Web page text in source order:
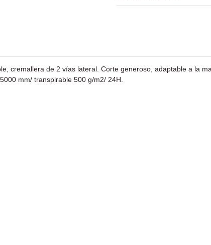
cremallera de 2 vías lateral. Corte generoso, adaptable a la
mm/ transpirable 500 g/m2/ 24H.